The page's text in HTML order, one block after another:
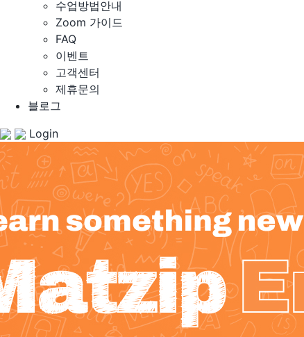
수업방법안내
Zoom 가이드
FAQ
이벤트
고객센터
제휴문의
블로그
Login